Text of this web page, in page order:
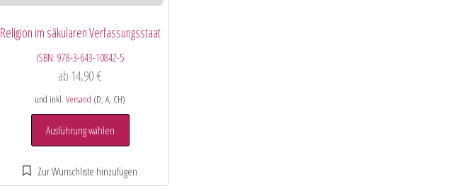
Religion im säkularen Verfassungsstaat
ISBN:978-3-643-10842-5
ab 14,90€
und inkl.Versand (D, A, CH)
Ausführung wählen